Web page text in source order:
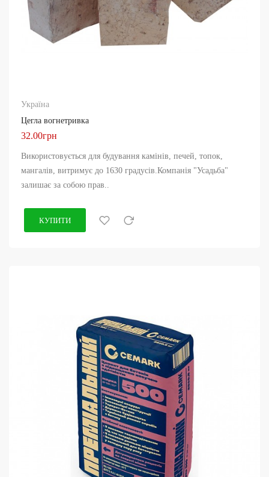
Україна
Цегла вогнетривка
32.00грн
Використовується для будування камінів, печей, топок,
мангалів, витримує до 1630 градусів.Компанія "Усадьба"
залишає за собою прав..
КУПИТИ